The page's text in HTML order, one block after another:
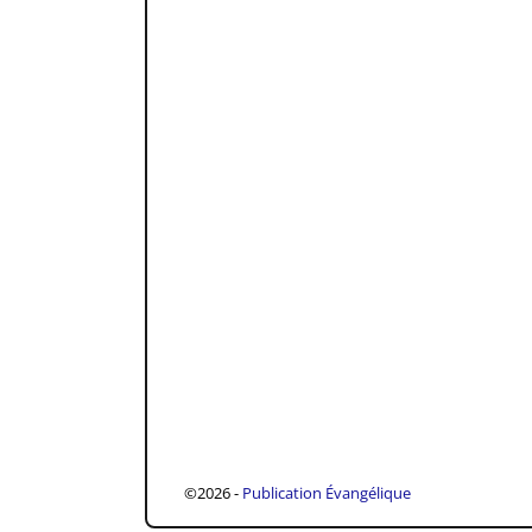
©2026 - Publication Évangélique